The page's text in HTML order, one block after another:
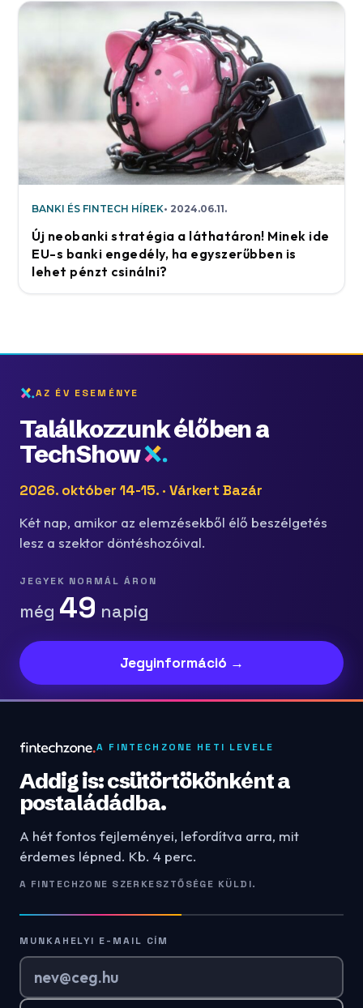
BANKI ÉS FINTECH HÍREK 2024.06.11.
Új neobanki stratégia a láthatáron! Minek ide
EU-s banki engedély, ha egyszerűbben is
lehet pénzt csinálni?
AZ ÉV ESEMÉNYE
Találkozzunk élőben a
TechShow
2026. október 14-15. · Várkert Bazár
Két nap, amikor az elemzésekből élő beszélgetés
lesz a szektor döntéshozóival.
JEGYEK NORMÁL ÁRON
még 49 napig
Jegyinformáció →
A FINTECHZONE HETI LEVELE
Addig is: csütörtökönként a
postaládádba.
A hét fontos fejleményei, lefordítva arra, mit
érdemes lépned. Kb. 4 perc.
A FINTECHZONE SZERKESZTŐSÉGE KÜLDI.
MUNKAHELYI E-MAIL CÍM